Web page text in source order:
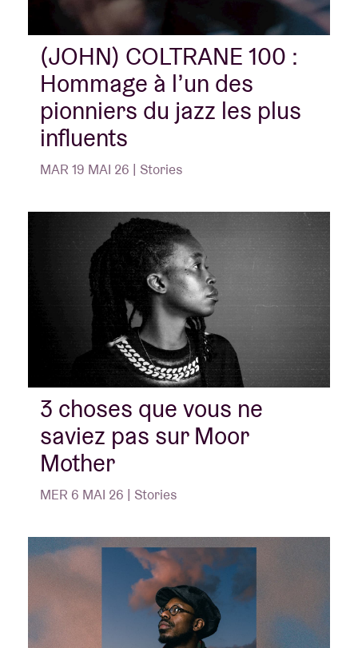
Location de salles
BRDCST
ABtv
À propos de l'AB
(JOHN) COLTRANE 100 :
Hommage à l’un des
pionniers du jazz les plus
influents
MAR 19 MAI 26 | Stories
3 choses que vous ne
saviez pas sur Moor
Mother
MER 6 MAI 26 | Stories